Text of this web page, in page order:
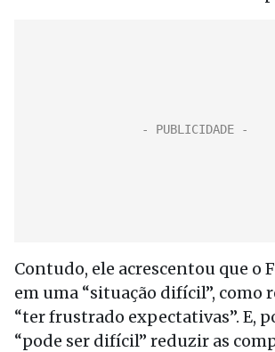
Contudo, ele acrescentou que o
em uma “situação difícil”, como
“ter frustrado expectativas”. E,
“pode ser difícil” reduzir as